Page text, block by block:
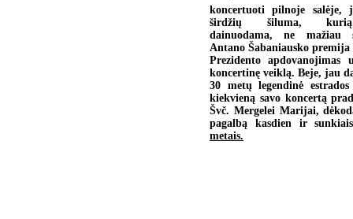
koncertuoti pilnoje salėje,
širdžių šiluma,
dainuodama, ne mažiau
Antano Šabaniausko
Prezidento apdovanojimas
koncertinę veiklą. Beje, jau
30 metų legendinė
kiekvieną savo koncertą
Švč. Mergelei Marijai,
pagalbą kasdien ir
metais.